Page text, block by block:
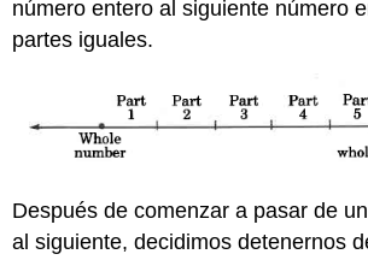
número entero al siguiente número
partes iguales.
Después de comenzar a pasar de
al siguiente, decidimos detenernos